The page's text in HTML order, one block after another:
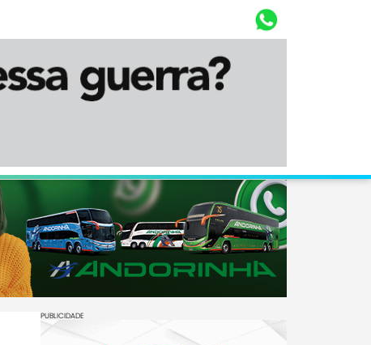
Diário Corumbaense
PUBLICIDADE